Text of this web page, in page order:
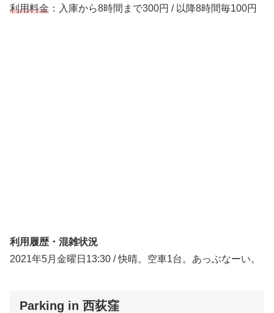
利用料金 ：入庫から8時間まで300円 / 以降8時間毎100円
利用履歴・混雑状況
2021年5月金曜日13:30 / 快晴。空車1台。あっぶなーい。
Parking in 西荻窪